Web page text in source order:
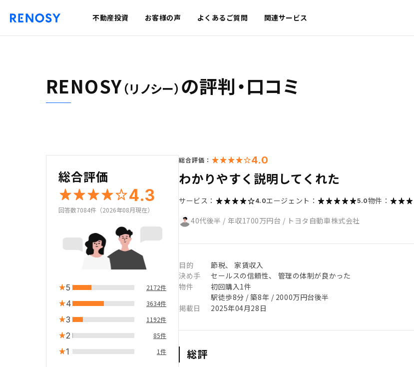
不動産投資 お客様の声 よくあるご質問 関連サービス
RENOSY（リノシー） の評判・口コミ
総合評価
4.3
回答数7084件（2026年08月現在）
5 2172件
4 3634件
3 1192件
2 85件
1 1件
総合評価： 4.0
わかりやすく説明してくれた
サービス： 4.0エージェント： 5.0物件：
40代後半 / 年収1700万円台 / トヨタ自動車株式会社
目的
節税、 家賃収入
決め手
セールスの信頼性、 管理の体制が良かった
物件
初回購入1件
駅徒歩8分 / 築8年 / 2000万円台後半
掲載日
2025年04月28日
総評